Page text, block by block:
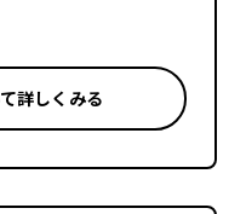
詳しくみる